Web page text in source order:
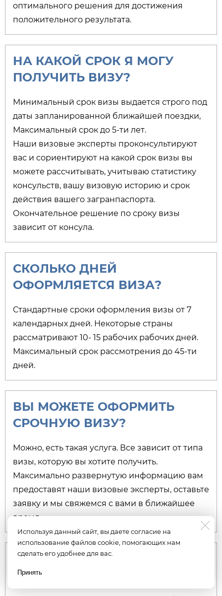
оптимального решения для достижения
положительного результата.
НА КАКОЙ СРОК Я МОГУ
ПОЛУЧИТЬ ВИЗУ?​
Минимальный срок визы выдается строго под
даты запланированной ближайшей поездки,
Максимальный срок до 5-ти лет.
Наши визовые эксперты проконсультируют
вас и сориентируют на какой срок визы вы
можете рассчитывать, учитываю статистику
консульств, вашу визовую историю и срок
действия вашего загранпаспорта.
Окончательное решение по сроку визы
зависит от консула.
СКОЛЬКО ДНЕЙ
ОФОРМЛЯЕТСЯ ВИЗА?​
Стандартные сроки оформления визы от 7
календарных дней. Некоторые страны
рассматривают 10- 15 рабочих рабочих дней.
Максимальный срок рассмотрения до 45-ти
дней.
ВЫ МОЖЕТЕ ОФОРМИТЬ
СРОЧНУЮ ВИЗУ?
Можно, есть такая услуга. Все зависит от типа
визы, которую вы хотите получить.
Максимально развернутую информацию вам
предоставят наши визовые эксперты, оставьте
заявку и мы свяжемся с вами в ближайшее
время.
СКОЛЬКО СТОЯТ
КОНСУЛЬСКИЕ СБОРЫ?
Используя данный сайт, вы даете согласие на
использование файлов cookie, помогающих нам
сделать его удобнее для вас.
Принять